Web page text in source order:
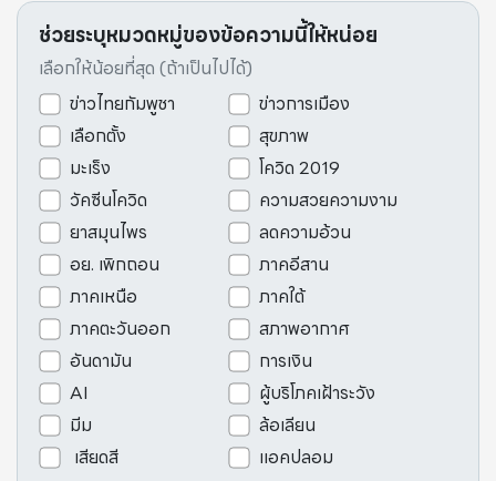
ช่วยระบุหมวดหมู่ของข้อความนี้ให้หน่อย
เลือกให้น้อยที่สุด (ถ้าเป็นไปได้)
ข่าวไทยกัมพูชา
ข่าวการเมือง
เลือกตั้ง
สุขภาพ
มะเร็ง
โควิด 2019
วัคซีนโควิด
ความสวยความงาม
ยาสมุนไพร
ลดความอ้วน
อย. เพิกถอน
ภาคอีสาน
ภาคเหนือ
ภาคใต้
ภาคตะวันออก
สภาพอากาศ
อันดามัน
การเงิน
AI
ผู้บริโภคเฝ้าระวัง
มีม
ล้อเลียน
เสียดสี
แอคปลอม